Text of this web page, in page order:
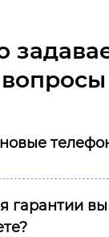
вопросы
гарантии вы